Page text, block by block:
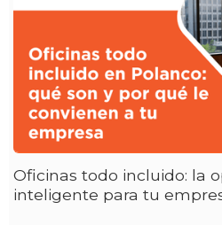
Oficinas todo incluido: la
inteligente para tu